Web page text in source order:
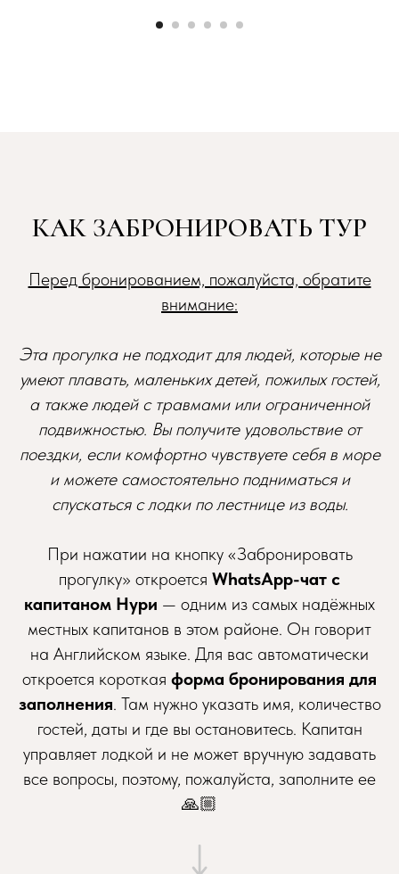
КАК ЗАБРОНИРОВАТЬ ТУР
Перед бронированием, пожалуйста, обратите
внимание:
Эта прогулка не подходит для людей, которые не
умеют плавать, маленьких детей, пожилых гостей,
а также людей с травмами или ограниченной
подвижностью. Вы получите удовольствие от
поездки, если комфортно чувствуете себя в море
и можете самостоятельно подниматься и
спускаться с лодки по лестнице из воды.
При нажатии на кнопку «Забронировать
прогулку» откроется WhatsApp-чат с
капитаном Нури — одним из самых надёжных
местных капитанов в этом районе. Он говорит
на Английском языке. Для вас автоматически
откроется короткая форма бронирования для
заполнения. Там нужно указать имя, количество
гостей, даты и где вы остановитесь. Капитан
управляет лодкой и не может вручную задавать
все вопросы, поэтому, пожалуйста, заполните ее
🙏🏼